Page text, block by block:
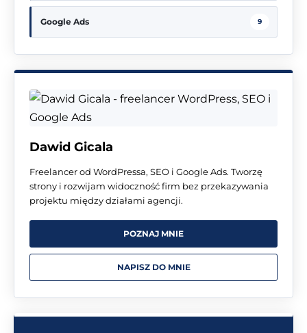
Google Ads 9
Dawid Gicala
Freelancer od WordPressa, SEO i Google Ads. Tworzę
strony i rozwijam widoczność firm bez przekazywania
projektu między działami agencji.
POZNAJ MNIE
NAPISZ DO MNIE